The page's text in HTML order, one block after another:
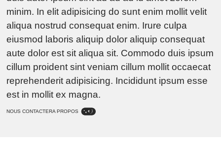
minim. In elit adipisicing do sunt enim mollit velit
aliqua nostrud consequat enim. Irure culpa
eiusmod laboris aliquip dolor aliquip consequat
aute dolor est sit aliqua sit. Commodo duis ipsum
cillum proident sint veniam cillum mollit occaecat
reprehenderit adipisicing. Incididunt ipsum esse
est in mollit ex magna.
NOUS CONTACTERA PROPOS